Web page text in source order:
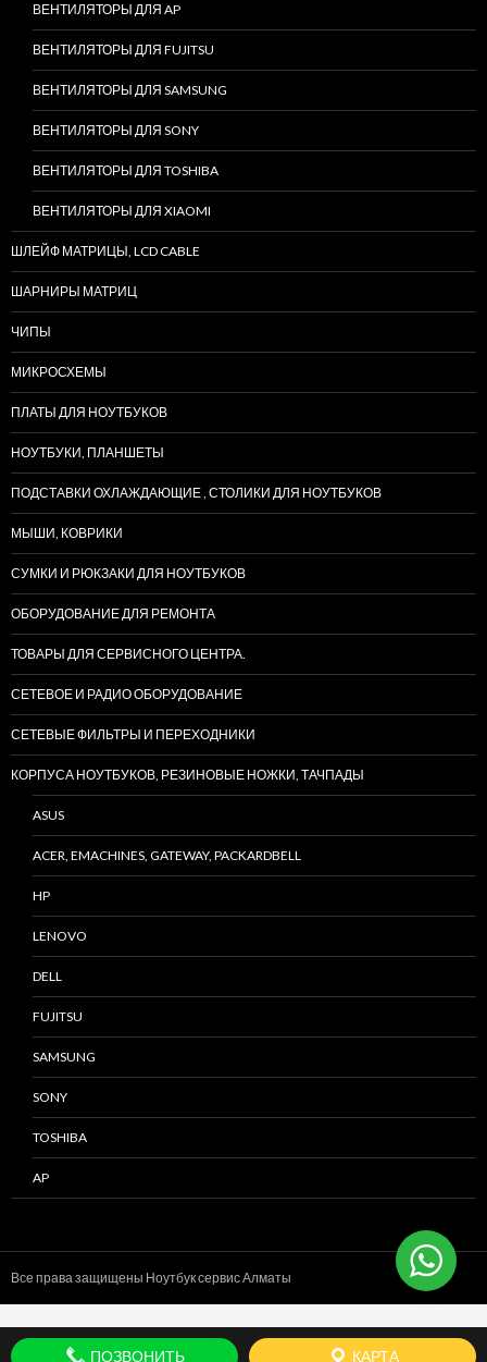
ВЕНТИЛЯТОРЫ ДЛЯ AP
ВЕНТИЛЯТОРЫ ДЛЯ FUJITSU
ВЕНТИЛЯТОРЫ ДЛЯ SAMSUNG
ВЕНТИЛЯТОРЫ ДЛЯ SONY
ВЕНТИЛЯТОРЫ ДЛЯ TOSHIBA
ВЕНТИЛЯТОРЫ ДЛЯ XIAOMI
ШЛЕЙФ МАТРИЦЫ, LCD CABLE
ШАРНИРЫ МАТРИЦ
ЧИПЫ
МИКРОСХЕМЫ
ПЛАТЫ ДЛЯ НОУТБУКОВ
НОУТБУКИ, ПЛАНШЕТЫ
ПОДСТАВКИ ОХЛАЖДАЮЩИЕ , СТОЛИКИ ДЛЯ НОУТБУКОВ
МЫШИ, КОВРИКИ
СУМКИ И РЮКЗАКИ ДЛЯ НОУТБУКОВ
ОБОРУДОВАНИЕ ДЛЯ РЕМОНТА
ТОВАРЫ ДЛЯ СЕРВИСНОГО ЦЕНТРА.
СЕТЕВОЕ И РАДИО ОБОРУДОВАНИЕ
СЕТЕВЫЕ ФИЛЬТРЫ И ПЕРЕХОДНИКИ
КОРПУСА НОУТБУКОВ, РЕЗИНОВЫЕ НОЖКИ, ТАЧПАДЫ
ASUS
ACER, EMACHINES, GATEWAY, PACKARDBELL
HP
LENOVO
DELL
FUJITSU
SAMSUNG
SONY
TOSHIBA
AP
Все права защищены Ноутбук сервисАлматы
ПОЗВОНИТЬ КАРТА